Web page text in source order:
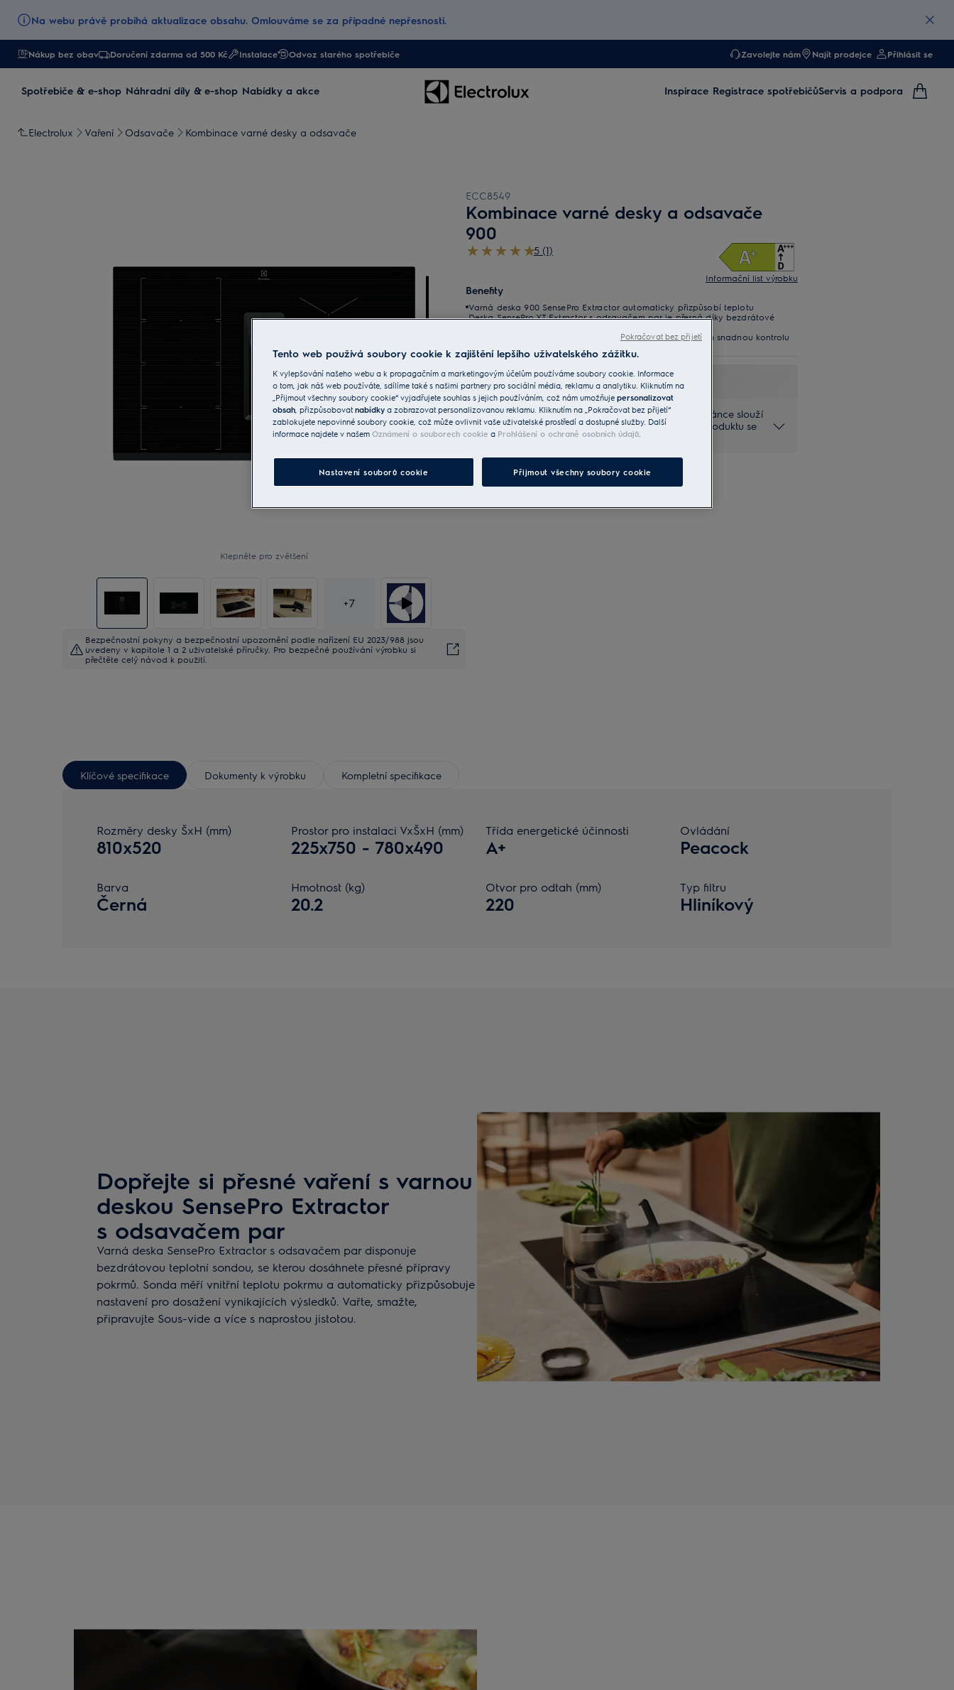
Na webu právě probíhá aktualizace obsahu. Omlouváme se za případné nepřesnosti.
Nákup bez obav Doručení zdarma od 500 Kč Instalace Odvoz starého spotřebiče Zavolejte nám Najít prodejce Přihlásit se
Spotřebiče & e-shop Náhradní díly & e-shop Nabídky a akce Inspirace Registrace spotřebičůServis a podpora
Electrolux Vaření Odsavače Kombinace varné desky a odsavače
Klepněte pro zvětšení
+7
Bezpečnostní pokyny a bezpečnostní upozornění podle nařízení EU 2023/988 jsou
uvedeny v kapitole 1 a 2 uživatelské příručky. Pro bezpečné používání výrobku si
přečtěte celý návod k použití.
ECC8549
Kombinace varné desky a odsavače
900
5 (1)
Informační list výrobku
Benefity
Varná deska 900 SensePro Extractor automaticky přizpůsobí teplotu
Deska SensePro XT Extractor s odsavačem par je přesná díky bezdrátové
S intuitivním displejem CookSmart Touch získáte nade vším snadnou kontrolu
Fotografie a videa v galerii na produktové stránce slouží
jako vizuální reference. Skutečné provedení produktu se
může v detailech lišit.
Klíčové specifikace Dokumenty k výrobku Kompletní specifikace
Rozměry desky ŠxH (mm)
810x520
Prostor pro instalaci VxŠxH (mm)
225x750 - 780x490
Třída energetické účinnosti
A+
Ovládání
Peacock
Barva
Černá
Hmotnost (kg)
20.2
Otvor pro odtah (mm)
220
Typ filtru
Hliníkový
Dopřejte si přesné vaření s varnou
deskou SensePro Extractor
s odsavačem par
Varná deska SensePro Extractor s odsavačem par disponuje
bezdrátovou teplotní sondou, se kterou dosáhnete přesné přípravy
pokrmů. Sonda měří vnitřní teplotu pokrmu a automaticky přizpůsobuje
nastavení pro dosažení vynikajících výsledků. Vařte, smažte,
připravujte Sous-vide a více s naprostou jistotou.
Tento web používá soubory cookie k zajištění lepšího uživatelského zážitku.
K vylepšování našeho webu a k propagačním a marketingovým účelům používáme soubory cookie. Informace
o tom, jak náš web používáte, sdílíme také s našimi partnery pro sociální média, reklamu a analytiku. Kliknutím na
„Přijmout všechny soubory cookie“ vyjadřujete souhlas s jejich používáním, což nám umožňuje personalizovat
obsah, přizpůsobovat nabídky a zobrazovat personalizovanou reklamu. Kliknutím na „Pokračovat bez přijetí“
zablokujete nepovinné soubory cookie, což může ovlivnit vaše uživatelské prostředí a dostupné služby. Další
informace najdete v našem Oznámení o souborech cookie a Prohlášení o ochraně osobních údajů.
Nastavení souborů cookie Přijmout všechny soubory cookie
Pokračovat bez přijetí